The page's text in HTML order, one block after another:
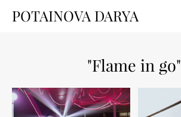
POTAINOVA DARYA
"Flame in go"